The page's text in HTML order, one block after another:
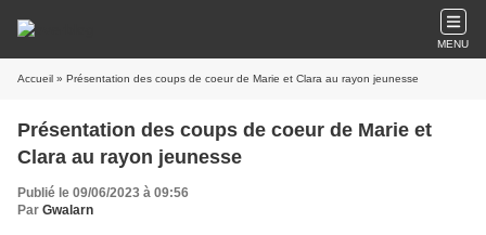
MENU
Accueil » Présentation des coups de coeur de Marie et Clara au rayon jeunesse
Présentation des coups de coeur de Marie et
Clara au rayon jeunesse
Publié le 09/06/2023 à 09:56
Par Gwalarn